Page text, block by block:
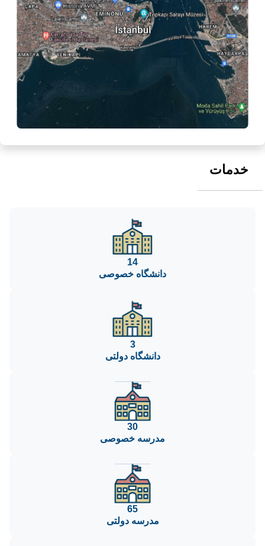
خدمات
14
دانشگاه خصوصی
3
دانشگاه دولتی
30
مدرسه خصوصی
65
مدرسه دولتی